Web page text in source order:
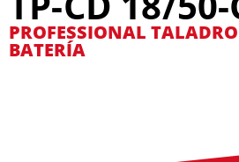
PROFESSIONAL
BATERÍA